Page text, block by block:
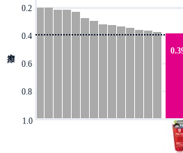
0.2-
0.4-
0.6-
0.8-
1.0-